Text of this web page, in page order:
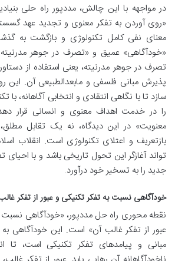
در مواجهه با این چالش، مددپور راه حلی
«روی آوردن به تفکر معنوی و تجدید عهد
معنای نفی کامل تکنولوژی و بازگشت به
«خودآگاهی» عمیق و «تصرف در جوهر
تصرف در جوهر مدرنیته، یعنی استفاده از
پذیرش مبانی فلسفی و مابعدالطبیعی آن. این
سازد تا با نگاهی انتقادی و انتخابی آگاهانه،
را در خدمت اهداف معنوی و انسانی قرار
معنویت» در این دیدگاه، نه یک تقابل
بازتعریف و اعتلای تکنولوژی است. انقلاب
تواند آغازگر این تحول تاریخی باشد و با
جدید را به تسخیر خود درآورد.
خودآگاهی نسبت به تفکر تکنیکی و عبور از تفکر
نقطه محوری راه حل مددپور، «خودآگاهی نسبت
عبور از تفکر غالب آن» است. این خودآگاهی
مبانی و پیامدهای تفکر تکنیکی است، تا